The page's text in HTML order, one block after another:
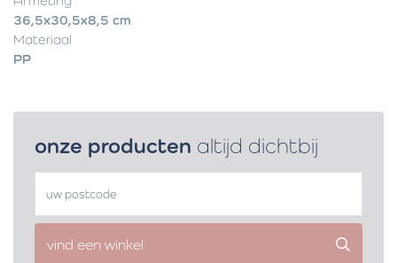
36,5x30,5x8,5 cm
Materiaal
PP
onze producten altijd dichtbij
vind een winkel